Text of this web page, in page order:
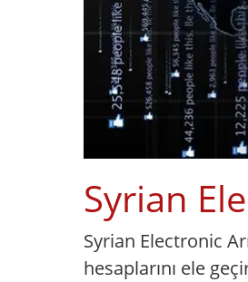
Syrian
Syrian Electronic
hesaplarını ele